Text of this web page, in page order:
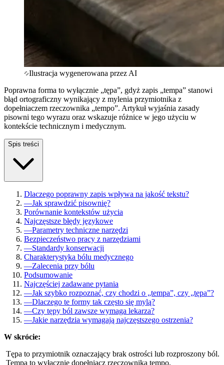
Ilustracja wygenerowana przez AI
Poprawna forma to wyłącznie „tępa”, gdyż zapis „tempa” stanowi
błąd ortograficzny wynikający z mylenia przymiotnika z
dopełniaczem rzeczownika „tempo”. Artykuł wyjaśnia zasady
pisowni tego wyrazu oraz wskazuje różnice w jego użyciu w
kontekście technicznym i medycznym.
Spis treści
Dlaczego poprawny zapis wpływa na jakość tekstu?
—Jak sprawdzić pisownię?
Porównanie kontekstów użycia
Najczęstsze błędy językowe
—Parametry techniczne narzędzi
Bezpieczeństwo pracy z narzędziami
—Standardy konserwacji
Charakterystyka bólu medycznego
—Zalecenia przy bólu
Podsumowanie
Najczęściej zadawane pytania
—Jak szybko rozpoznać, czy chodzi o „tempa”, czy „tępa”?
—Dlaczego te formy tak często się mylą?
—Czy tępy ból zawsze wymaga lekarza?
—Jakie narzędzia wymagają najczęstszego ostrzenia?
W skrócie:
Tępa to przymiotnik oznaczający brak ostrości lub rozproszony ból.
Tempa to wyłącznie dopełniacz rzeczownika tempo.